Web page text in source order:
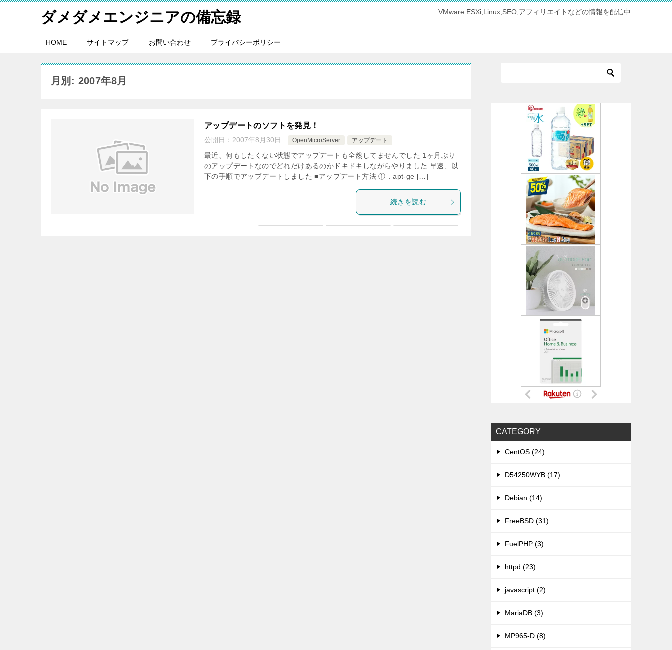
ダメダメエンジニアの備忘録 VMware ESXi,Linux,SEO,アフィリエイトなどの情報を配信中
HOME サイトマップ お問い合わせ プライバシーポリシー
月別: 2007年8月
アップデートのソフトを発見！
公開日： 2007年8月30日 OpenMicroServer アップデート
最近、何もしたくない状態でアップデートも全然してませんでした 1ヶ月ぶり
のアップデートなのでどれだけあるのかドキドキしながらやりました 早速、以
下の手順でアップデートしました ■アップデート方法 ①．apt-ge […]
続きを読む
CATEGORY
CentOS (24)
D54250WYB (17)
Debian (14)
FreeBSD (31)
FuelPHP (3)
httpd (23)
javascript (2)
MariaDB (3)
MP965-D (8)